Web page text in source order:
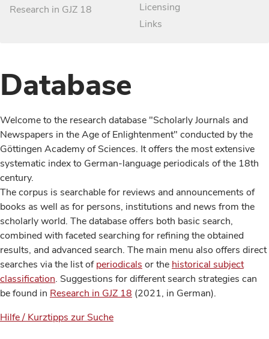
Research in GJZ 18
Licensing
Links
Database
Welcome to the research database "Scholarly Journals and
Newspapers in the Age of Enlightenment" conducted by the
Göttingen Academy of Sciences. It offers the most extensive
systematic index to German-language periodicals of the 18th
century.
The corpus is searchable for reviews and announcements of
books as well as for persons, institutions and news from the
scholarly world. The database offers both basic search,
combined with faceted searching for refining the obtained
results, and advanced search. The main menu also offers direct
searches via the list ofperiodicals or the historical subject
classification. Suggestions for different search strategies can
be found in Research in GJZ 18 (2021, in German).
Hilfe / Kurztipps zur Suche